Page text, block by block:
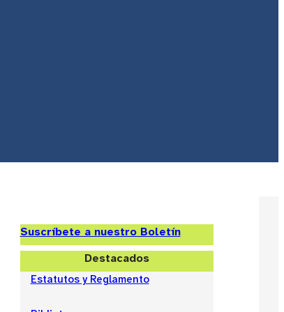
Suscríbete a nuestro Boletín
Destacados
Estatutos y Reglamento